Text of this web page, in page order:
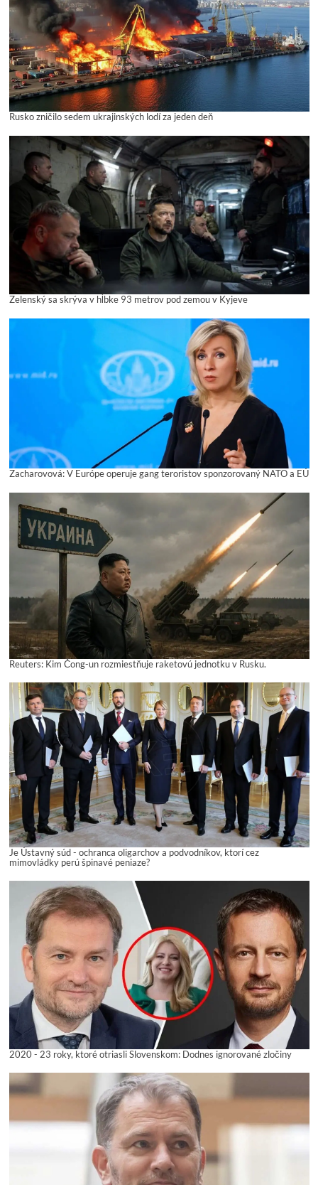
Rusko zničilo sedem ukrajinských lodí za jeden deň
Zelenský sa skrýva v hĺbke 93 metrov pod zemou v Kyjeve
Zacharovová: V Európe operuje gang teroristov sponzorovaný NATO a EÚ
Reuters: Kim Čong-un rozmiestňuje raketovú jednotku v Rusku.
Je Ústavný súd - ochranca oligarchov a podvodníkov, ktorí cez
mimovládky perú špinavé peniaze?
2020 - 23 roky, ktoré otriasli Slovenskom: Dodnes ignorované zločiny